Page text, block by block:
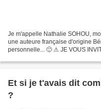
Je m'appelle Nathalie SOHOU,
une auteure française d'origine
personnelle... 🙂 ⚠ JE VOUS
Et si je t'avais dit
?